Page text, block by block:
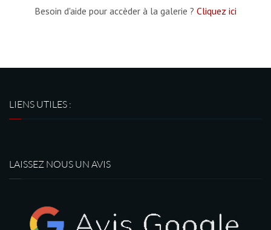
Besoin d'aide pour accèder à la galerie ? Cliquez ici
LIENS UTILES :
LAISSEZ NOUS UN AVIS